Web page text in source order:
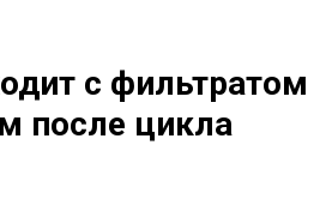
с фильтратом
после цикла